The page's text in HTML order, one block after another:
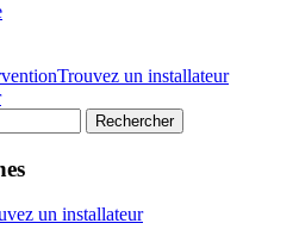
Trouvez un installateur
Rechercher
un installateur